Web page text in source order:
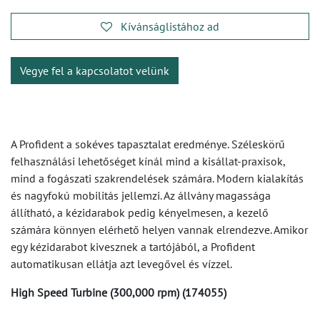
Kívánságlistához ad
Vegye fel a kapcsolatot velünk
A Profident a sokéves tapasztalat eredménye. Széleskörű
felhasználási lehetőséget kínál mind a kisállat-praxisok,
mind a fogászati szakrendelések számára. Modern kialakítás
és nagyfokú mobilitás jellemzi. Az állvány magassága
állítható, a kézidarabok pedig kényelmesen, a kezelő
számára könnyen elérhető helyen vannak elrendezve. Amikor
egy kézidarabot kivesznek a tartójából, a Profident
automatikusan ellátja azt levegővel és vízzel.
High Speed Turbine (300,000 rpm) (174055)